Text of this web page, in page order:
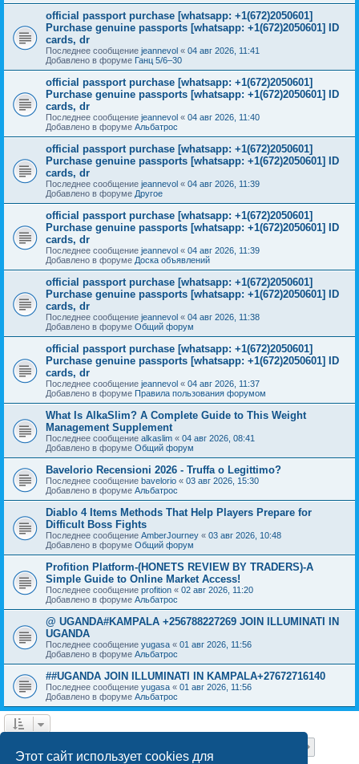
Этот сайт использует cookies для
official passport purchase [whatsapp: +1(672)2050601]
Purchase genuine passports [whatsapp: +1(672)2050601] ID
cards, dr
Последнее сообщение jeannevol « 04 авг 2026, 11:41
Добавлено в форуме Ганц 5/6–30
official passport purchase [whatsapp: +1(672)2050601]
Purchase genuine passports [whatsapp: +1(672)2050601] ID
cards, dr
Последнее сообщение jeannevol « 04 авг 2026, 11:40
Добавлено в форуме Альбатрос
official passport purchase [whatsapp: +1(672)2050601]
Purchase genuine passports [whatsapp: +1(672)2050601] ID
cards, dr
Последнее сообщение jeannevol « 04 авг 2026, 11:39
Добавлено в форуме Другое
official passport purchase [whatsapp: +1(672)2050601]
Purchase genuine passports [whatsapp: +1(672)2050601] ID
cards, dr
Последнее сообщение jeannevol « 04 авг 2026, 11:39
Добавлено в форуме Доска объявлений
official passport purchase [whatsapp: +1(672)2050601]
Purchase genuine passports [whatsapp: +1(672)2050601] ID
cards, dr
Последнее сообщение jeannevol « 04 авг 2026, 11:38
Добавлено в форуме Общий форум
official passport purchase [whatsapp: +1(672)2050601]
Purchase genuine passports [whatsapp: +1(672)2050601] ID
cards, dr
Последнее сообщение jeannevol « 04 авг 2026, 11:37
Добавлено в форуме Правила пользования форумом
What Is AlkaSlim? A Complete Guide to This Weight
Management Supplement
Последнее сообщение alkaslim « 04 авг 2026, 08:41
Добавлено в форуме Общий форум
Bavelorio Recensioni 2026 - Truffa o Legittimo?
Последнее сообщение bavelorio « 03 авг 2026, 15:30
Добавлено в форуме Альбатрос
Diablo 4 Items Methods That Help Players Prepare for
Difficult Boss Fights
Последнее сообщение AmberJourney « 03 авг 2026, 10:48
Добавлено в форуме Общий форум
Profition Platform-(HONETS REVIEW BY TRADERS)-A
Simple Guide to Online Market Access!
Последнее сообщение profition « 02 авг 2026, 11:20
Добавлено в форуме Альбатрос
@ UGANDA#KAMPALA +256788227269 JOIN ILLUMINATI IN
UGANDA
Последнее сообщение yugasa « 01 авг 2026, 11:56
Добавлено в форуме Альбатрос
##UGANDA JOIN ILLUMINATI IN KAMPALA+27672716140
Последнее сообщение yugasa « 01 авг 2026, 11:56
Добавлено в форуме Альбатрос